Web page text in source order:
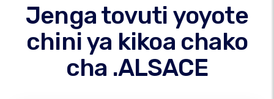
Jenga tovuti yoyote
chini ya kikoa chako
cha .ALSACE